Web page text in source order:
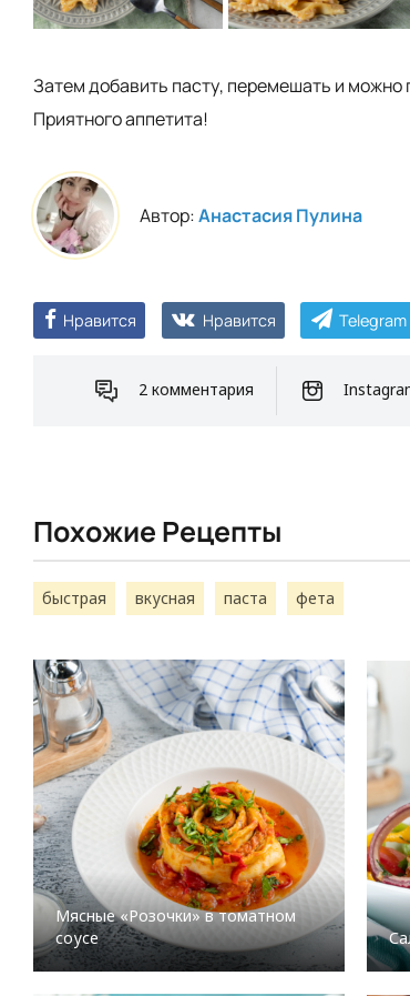
Затем добавить пасту, перемешать и можно
Приятного аппетита!
Автор:Анастасия Пулина
Нравится Нравится Telegram
2 комментария
Похожие Рецепты
быстрая вкусная паста фета
Мясные «Розочки» в томатном
соусе